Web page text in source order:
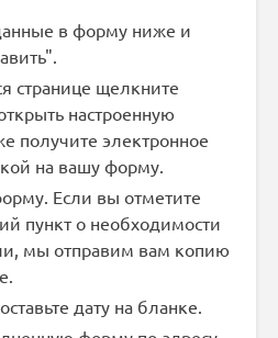
в форму ниже и
странице щелкните
настроенную
получите электронное
на вашу форму.
Если вы отметите
пункт о необходимости
мы отправим вам копию
дату на бланке.